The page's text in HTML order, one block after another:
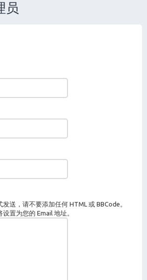
员
送，请不要添加任何 HTML 或 BBCode。
置为您的 Email 地址。